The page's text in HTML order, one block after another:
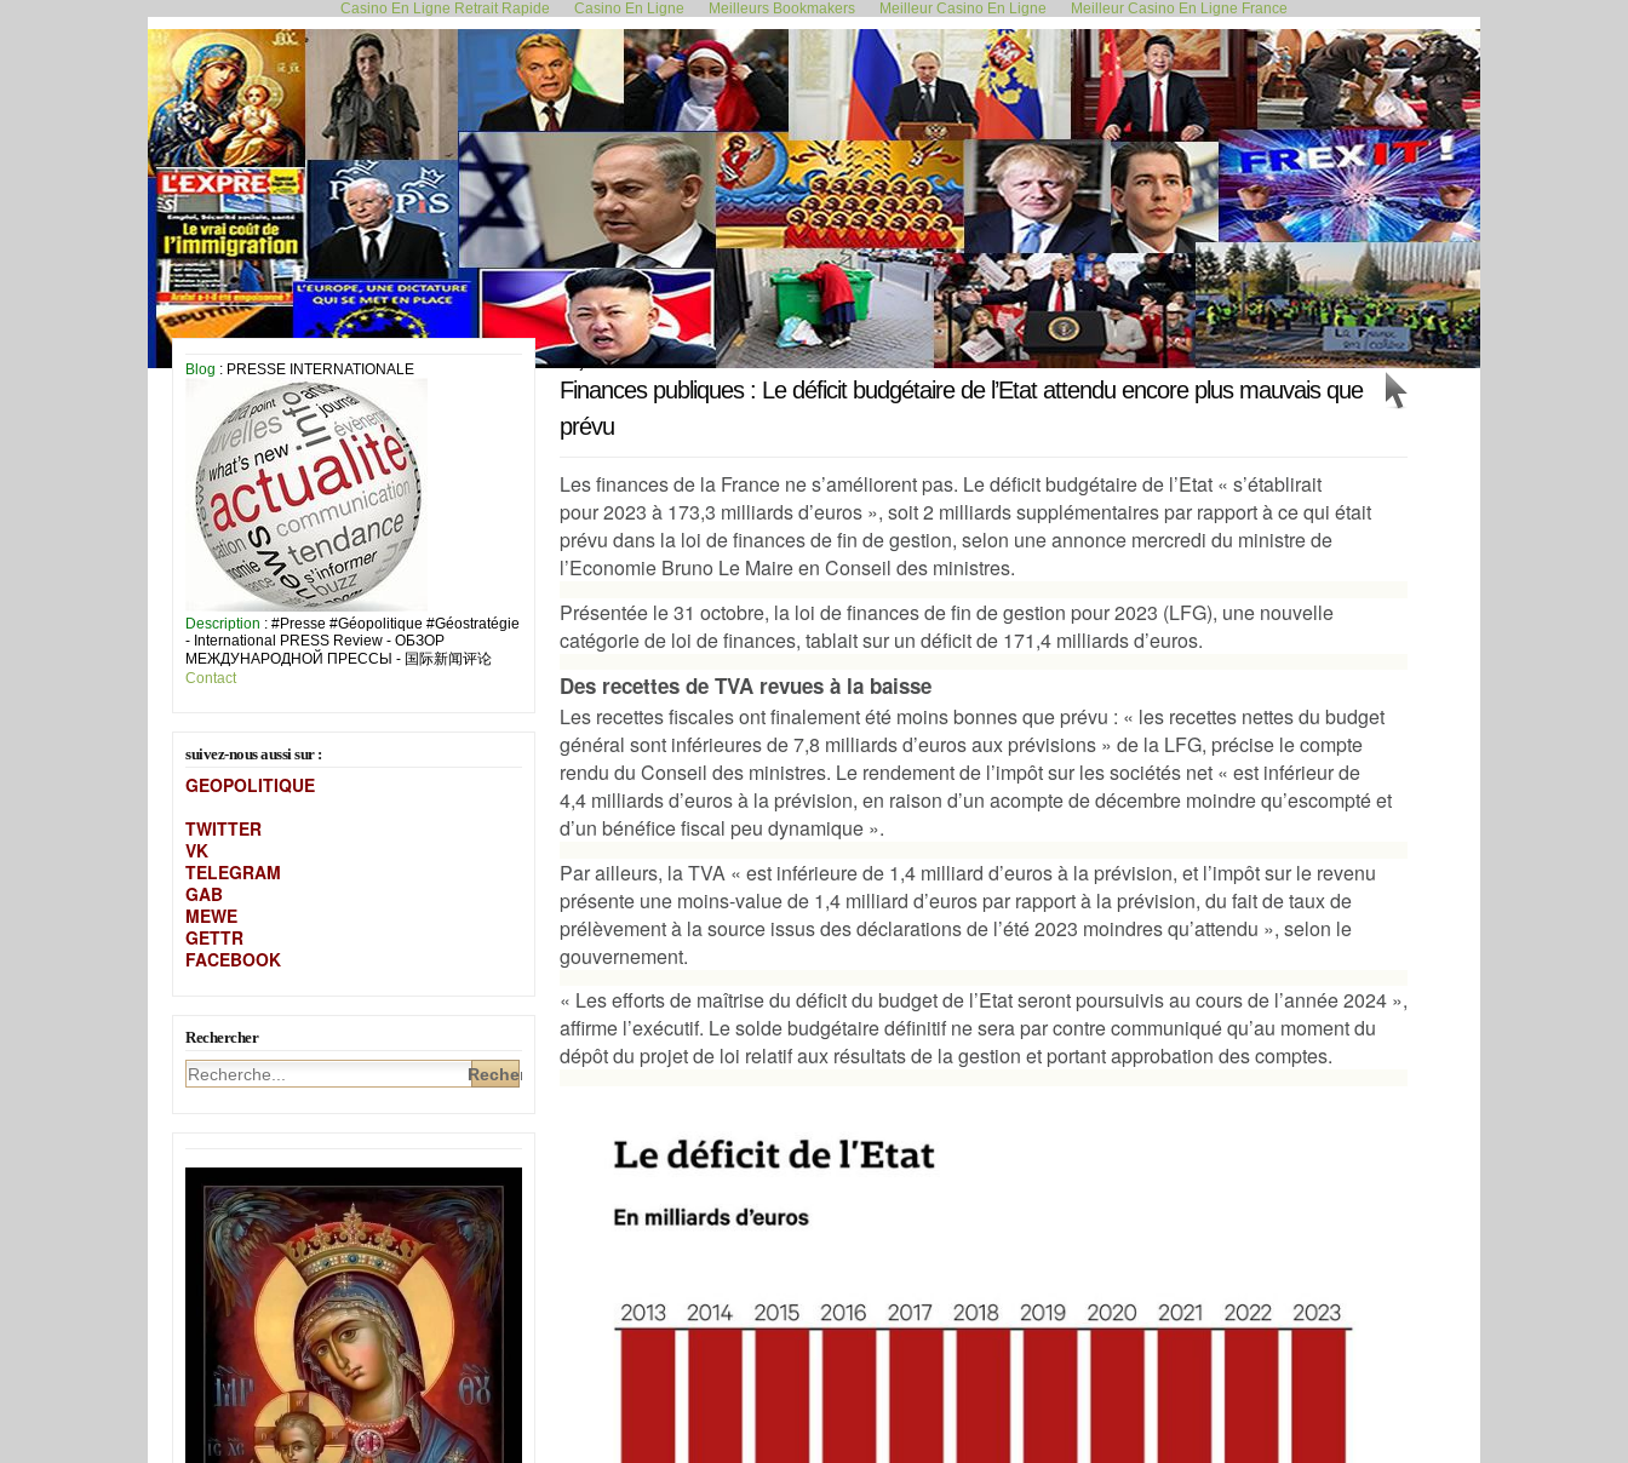
Casino En Ligne Retrait Rapide Casino En Ligne Meilleurs Bookmakers Meilleur Casino En Ligne Meilleur Casino En Ligne France
Blog : PRESSE INTERNATIONALE
Description : #Presse #Géopolitique #Géostratégie
- International PRESS Review - ОБЗОР
МЕЖДУНАРОДНОЙ ПРЕССЫ - 国际新闻评论
Contact
suivez-nous aussi sur :
GEOPOLITIQUE
TWITTER
VK
TELEGRAM
GAB
MEWE
GETTR
FACEBOOK
Rechercher
<< LES TERRES AGRICOLES FRANÇAISES... Colère des agriculteurs :... >>
29 janvier 2024
Finances publiques : Le déficit budgétaire de l’Etat attendu encore plus mauvais que
prévu
Les finances de la France ne s’améliorent pas. Ledéficit budgétairede l’Etat « s’établirait
pour 2023 à 173,3 milliards d’euros », soit 2 milliards supplémentaires par rapport à ce qui était
prévu dans la loi de finances de fin de gestion, selon une annonce mercredi du ministre de
l’Economie Bruno Le Maireen Conseil des ministres.
Présentée le 31 octobre, la loi de finances de fin de gestion pour 2023 (LFG), une nouvelle
catégorie de loi de finances, tablait sur un déficit de 171,4 milliards d’euros.
Des recettes de TVA revues à la baisse
Les recettes fiscales ont finalement été moins bonnes que prévu : « les recettes nettes du budget
général sont inférieures de 7,8 milliards d’euros aux prévisions » de la LFG, précise le compte
rendu du Conseil des ministres. Le rendement de l’impôtsur les sociétés net « est inférieur de
4,4 milliards d’euros à la prévision, en raison d’un acompte de décembre moindre qu’escompté et
d’un bénéfice fiscal peu dynamique ».
Par ailleurs, laTVA « est inférieure de 1,4 milliard d’euros à la prévision, et l’impôt sur le revenu
présente une moins-value de 1,4 milliard d’euros par rapport à la prévision, du fait de taux de
prélèvement à la source issus des déclarations de l’été 2023 moindres qu’attendu », selon le
gouvernement.
« Les efforts de maîtrise du déficit du budget de l’Etat seront poursuivis au cours de l’année 2024 »,
affirme l’exécutif. Le solde budgétaire définitif ne sera par contre communiqué qu’au moment du
dépôt du projet de loi relatif aux résultats de la gestion et portant approbation des comptes.